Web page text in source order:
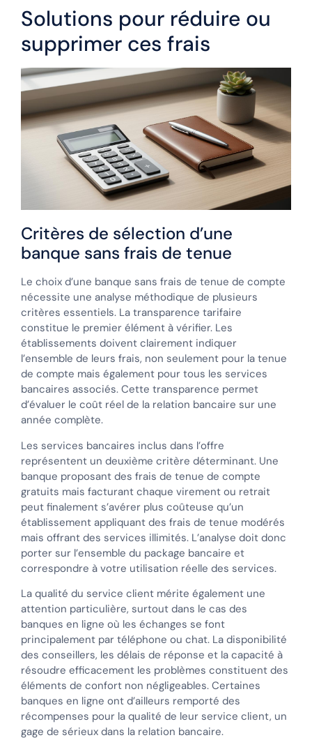
Solutions pour réduire ou
supprimer ces frais
Critères de sélection d’une
banque sans frais de tenue
Le choix d’une banque sans frais de tenue de compte
nécessite une analyse méthodique de plusieurs
critères essentiels. La transparence tarifaire
constitue le premier élément à vérifier. Les
établissements doivent clairement indiquer
l’ensemble de leurs frais, non seulement pour la tenue
de compte mais également pour tous les services
bancaires associés. Cette transparence permet
d’évaluer le coût réel de la relation bancaire sur une
année complète.
Les services bancaires inclus dans l’offre
représentent un deuxième critère déterminant. Une
banque proposant des frais de tenue de compte
gratuits mais facturant chaque virement ou retrait
peut finalement s’avérer plus coûteuse qu’un
établissement appliquant des frais de tenue modérés
mais offrant des services illimités. L’analyse doit donc
porter sur l’ensemble du package bancaire et
correspondre à votre utilisation réelle des services.
La qualité du service client mérite également une
attention particulière, surtout dans le cas des
banques en ligne où les échanges se font
principalement par téléphone ou chat. La disponibilité
des conseillers, les délais de réponse et la capacité à
résoudre efficacement les problèmes constituent des
éléments de confort non négligeables. Certaines
banques en ligne ont d’ailleurs remporté des
récompenses pour la qualité de leur service client, un
gage de sérieux dans la relation bancaire.